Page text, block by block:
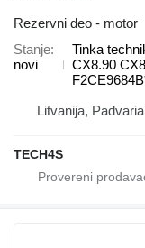
Rezervni deo - motor
Stanje
novi
Tinka
CX8.90
Litvanija,
TECH4S